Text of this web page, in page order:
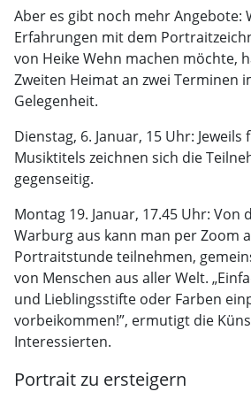
Aber es gibt noch mehr Angebote:
Erfahrungen mit dem
von Heike Wehn machen möchte,
Zweiten Heimat an zwei Terminen
Gelegenheit.
Dienstag, 6. Januar, 15 Uhr:
Musiktitels zeichnen sich die
gegenseitig.
Montag 19. Januar, 17.45 Uhr: Von
Warburg aus kann man per Zoom
Portraitstunde teilnehmen,
von Menschen aus aller Welt.
und Lieblingsstifte oder Farben
vorbeikommen!”, ermutigt die
Interessierten.
Portrait zu ersteigern